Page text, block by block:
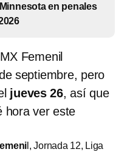
en penales
Femenil
septiembre, pero
jueves 26, así que
hora ver este
l, Jornada 12, Liga